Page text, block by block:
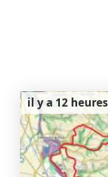
il y a 12 heures